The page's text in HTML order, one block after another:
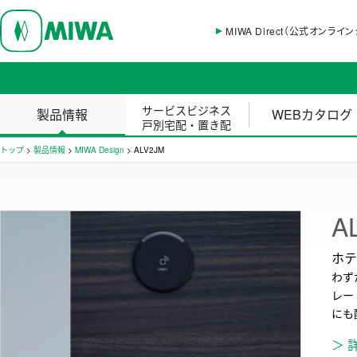
MIWA Direct（公式オンライン
製品情報
サービスビジネス
戸別宅配・置き配
WEBカタログ
トップ > 製品情報 > MIWA Design > ALV2JM
ホ
わ
レ
に
＞